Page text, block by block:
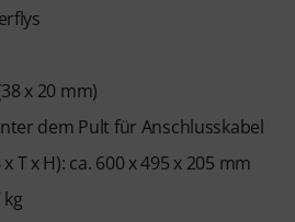
x 20 mm)
dem Pult für Anschlusskabel
T x H): ca. 600 x 495 x 205 mm
kg